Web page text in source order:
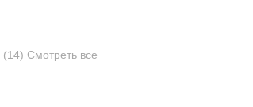
(14) Смотреть все